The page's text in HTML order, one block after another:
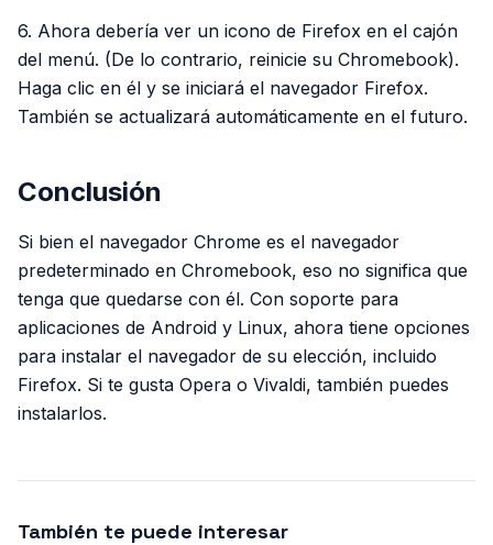
6. Ahora debería ver un icono de Firefox en el cajón
del menú. (De lo contrario, reinicie su Chromebook).
Haga clic en él y se iniciará el navegador Firefox.
También se actualizará automáticamente en el futuro.
Conclusión
Si bien el navegador Chrome es el navegador
predeterminado en Chromebook, eso no significa que
tenga que quedarse con él. Con soporte para
aplicaciones de Android y Linux, ahora tiene opciones
para instalar el navegador de su elección, incluido
Firefox. Si te gusta Opera o Vivaldi, también puedes
instalarlos.
También te puede interesar